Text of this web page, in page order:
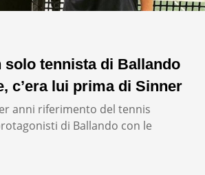
solo tennista di Ballando
c’era lui prima di Sinner
anni riferimento del tennis
di Ballando con le